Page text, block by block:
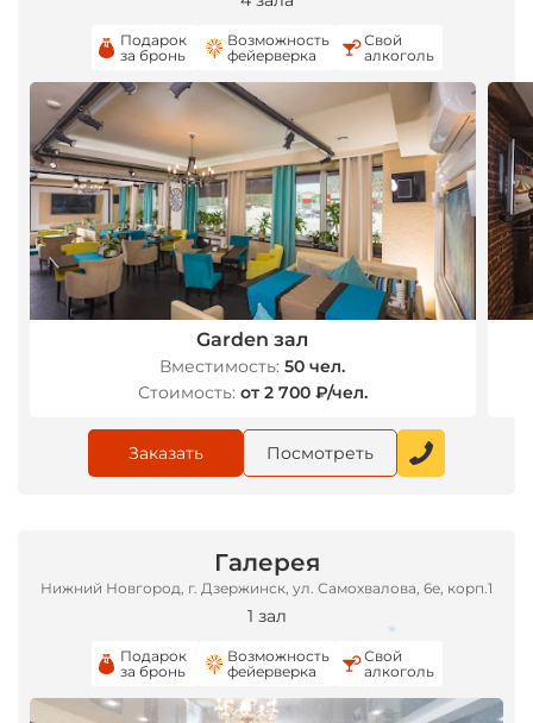
Подарок
за бронь
Возможность
фейерверка
Свой
алкоголь
Garden зал
Вместимость: 50 чел.
Стоимость: от 2 700 ₽/чел.
Заказать Посмотреть
Галерея
Нижний Новгород, г. Дзержинск, ул. Самохвалова, 6е, корп.1
1 зал
Подарок
за бронь
Возможность
фейерверка
Свой
алкоголь